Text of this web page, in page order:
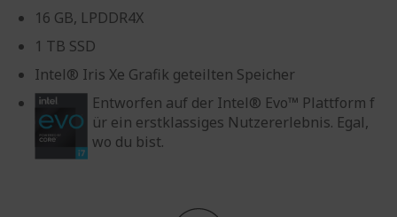
16 GB, LPDDR4X
1 TB SSD
Intel® Iris Xe Grafik geteilten Speicher
Entworfen auf der Intel® Evo™ Plattform f
ür ein erstklassiges Nutzererlebnis. Egal,
wo du bist.